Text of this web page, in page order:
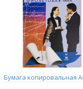
Бумага копировальная